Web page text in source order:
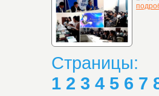
Страницы:
1 2 3 4 5 6 7